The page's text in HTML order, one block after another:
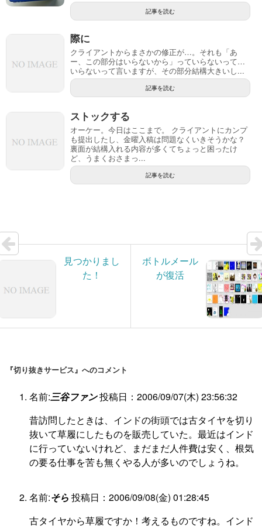
記事を読む
際に
クライアントからまさかの修正が…。それも「あ
ー、この部分はいらないから」っていらないって…
いらないって言いますが、その部分結構大きいし...
記事を読む
ストックする
オーケー。今日はここまで。 クライアントにカンプ
も提出したし、金曜入稿は問題なくいきそうかな？
裏面が結構入れる内容が多くてちょっと困ったけ
ど、うまくおさまっ...
記事を読む
見つかりまし
た！
ボトルメール
が復活
『切り抜きサービス』へのコメント
名前:三谷ファン投稿日：2006/09/07(木) 23:56:32
昔訪問したときは、インドの街頭では古タイヤを切り
抜いて草履にしたものを販売していた。最近はインド
に行っていないけれど、まだまだ人件費は安く、根気
の要る仕事を苦も無くやる人が多いのでしょうね。
名前:そら 投稿日：2006/09/08(金) 01:28:45
古タイヤから草履ですか！考えるものですね。インド